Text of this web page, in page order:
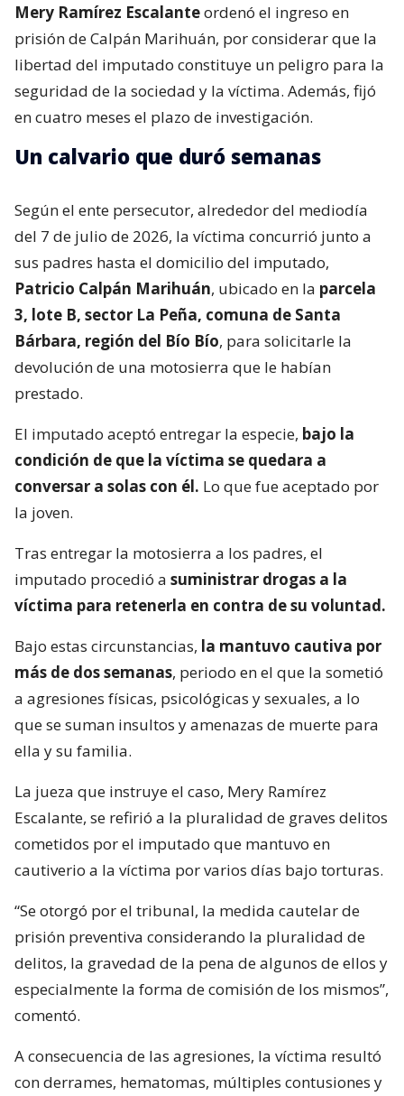
Mery Ramírez Escalanteordenó el ingreso en
prisión de Calpán Marihuán, por considerar que la
libertad del imputado constituye un peligro para la
seguridad de la sociedad y la víctima. Además, fijó
en cuatro meses el plazo de investigación.
Un calvario que duró semanas
Según el ente persecutor, alrededor del mediodía
del 7 de julio de 2026, la víctima concurrió junto a
sus padres hasta el domicilio del imputado,
Patricio Calpán Marihuán, ubicado en la parcela
3, lote B, sector La Peña, comuna de Santa
Bárbara, región del Bío Bío, para solicitarle la
devolución de una motosierra que le habían
prestado.
El imputado aceptó entregar la especie, bajo la
condición de que la víctima se quedara a
conversar a solas con él. Lo que fue aceptado por
la joven.
Tras entregar la motosierra a los padres, el
imputado procedió a suministrar drogas a la
víctima para retenerla en contra de su voluntad.
Bajo estas circunstancias, la mantuvo cautiva por
más de dos semanas, periodo en el que la sometió
a agresiones físicas, psicológicas y sexuales, a lo
que se suman insultos y amenazas de muerte para
ella y su familia.
La jueza que instruye el caso, Mery Ramírez
Escalante, se refirió a la pluralidad de graves delitos
cometidos por el imputado que mantuvo en
cautiverio a la víctima por varios días bajo torturas.
“Se otorgó por el tribunal, la medida cautelar de
prisión preventiva considerando la pluralidad de
delitos, la gravedad de la pena de algunos de ellos y
especialmente la forma de comisión de los mismos”,
comentó.
A consecuencia de las agresiones, la víctima resultó
con derrames, hematomas, múltiples contusiones y